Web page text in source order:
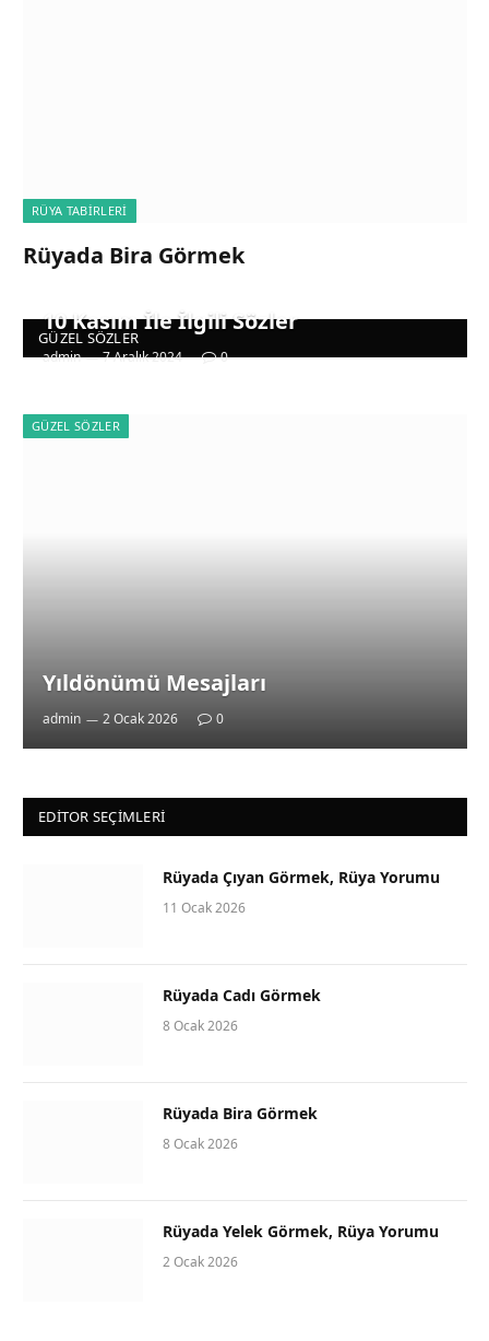
RÜYA TABIRLERI
Rüyada Bira Görmek
GÜZEL SÖZLER
10 Kasım İle İlgili Sözler
admin 7 Aralık 2024 0
GÜZEL SÖZLER
Yıldönümü Mesajları
admin 2 Ocak 2026 0
EDITOR SEÇIMLERI
Rüyada Çıyan Görmek, Rüya Yorumu
11 Ocak 2026
Rüyada Cadı Görmek
8 Ocak 2026
Rüyada Bira Görmek
8 Ocak 2026
Rüyada Yelek Görmek, Rüya Yorumu
2 Ocak 2026